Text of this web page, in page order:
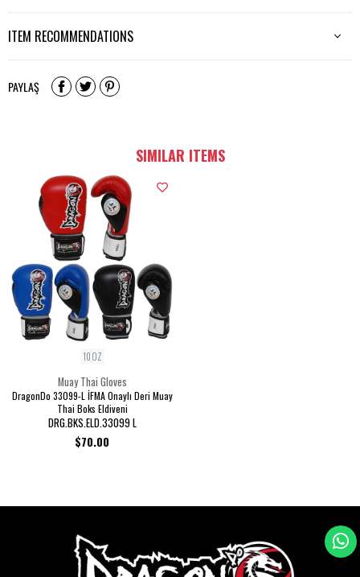
ITEM RECOMMENDATIONS
PAYLAŞ
SIMILAR ITEMS
Muay Thai Gloves
DragonDo 33099-L İFMA Onaylı Deri Muay
Thai Boks Eldiveni
DRG.BKS.ELD.33099 L
$70.00
10 OZ